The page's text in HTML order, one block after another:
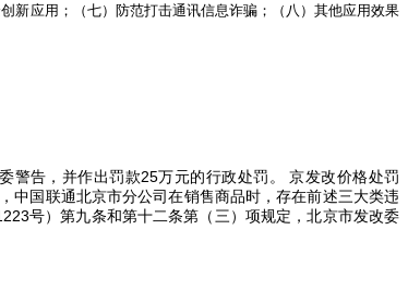
新应用；（七）防范打击通讯信息诈骗；（八）其他应用效果
警告，并作出罚款25万元的行政处罚。 京发改价格处罚
中国联通北京市分公司在销售商品时，存在前述三大类违
号）第九条和第十二条第（三）项规定，北京市发改委